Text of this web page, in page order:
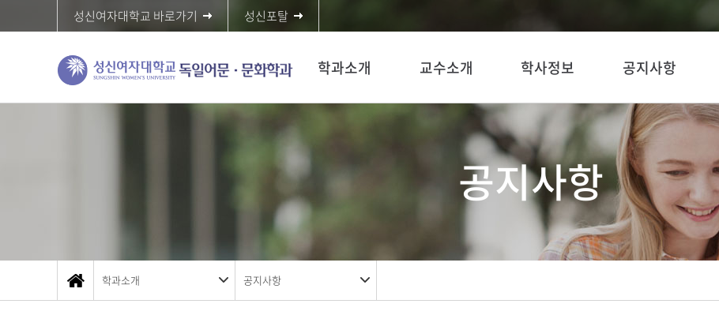
성신여자대학교 바로가기 성신포탈
학과소개 교수소개 학사정보 공지사항
공지사항
학과소개 공지사항